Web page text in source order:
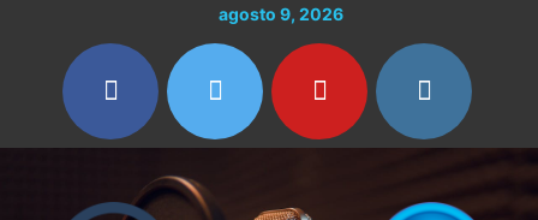
contenido
agosto 9, 2026